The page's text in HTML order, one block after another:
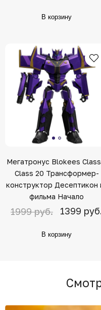
В корзину
Мегатронус Blokees
Class 20 Трансформер-
конструктор Десептикон
фильма Начало
1999 руб. 1399
В корзину